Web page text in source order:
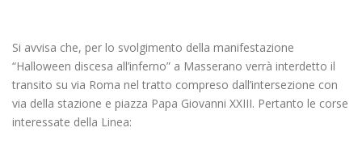
Si avvisa che, per lo svolgimento della manifestazione
“Halloween discesa all’inferno” a Masserano verrà interdetto il
transito su via Roma nel tratto compreso dall’intersezione con
via della stazione e piazza Papa Giovanni XXIII. Pertanto le corse
interessate della Linea: